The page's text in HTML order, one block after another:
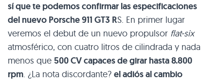
sí que te podemos confirmar las especificaciones
del nuevo Porsche 911 GT3 RS. En primer lugar
veremos el debut de un nuevo propulsor flat-six
atmosférico, con cuatro litros de cilindrada y nada
menos que 500 CV capaces de girar hasta 8.800
rpm. ¿La nota discordante? el adiós al cambio